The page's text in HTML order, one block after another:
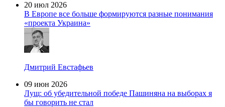
20 июл 2026
В Европе все больше формируются разные понимания
«проекта Украина»
Дмитрий Евстафьев
09 июн 2026
Лущ: об убедительной победе Пашиняна на выборах я
бы говорить не стал